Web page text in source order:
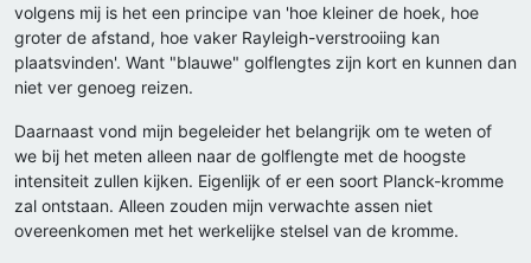
volgens mij is het een principe van 'hoe kleiner de hoek, hoe
groter de afstand, hoe vaker Rayleigh-verstrooiing kan
plaatsvinden'. Want "blauwe" golflengtes zijn kort en kunnen dan
niet ver genoeg reizen.
Daarnaast vond mijn begeleider het belangrijk om te weten of
we bij het meten alleen naar de golflengte met de hoogste
intensiteit zullen kijken. Eigenlijk of er een soort Planck-kromme
zal ontstaan. Alleen zouden mijn verwachte assen niet
overeenkomen met het werkelijke stelsel van de kromme.